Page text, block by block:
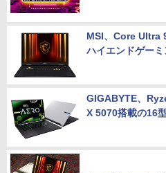
MSI、Core Ultra
ハイエンドゲーミ
GIGABYTE、
X 5070搭載の16